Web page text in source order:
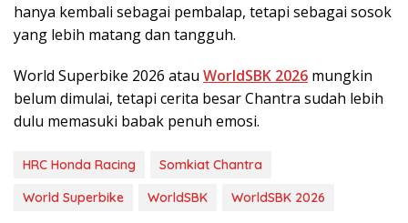
hanya kembali sebagai pembalap, tetapi sebagai sosok
yang lebih matang dan tangguh.
World Superbike 2026 atau WorldSBK 2026 mungkin
belum dimulai, tetapi cerita besar Chantra sudah lebih
dulu memasuki babak penuh emosi.
HRC Honda Racing
Somkiat Chantra
World Superbike
WorldSBK WorldSBK 2026